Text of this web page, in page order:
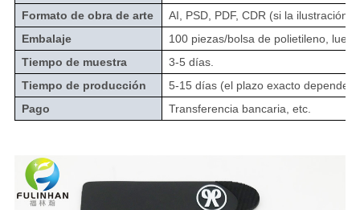
Formato de obra de arte
AI, PSD, PDF, CDR (si la ilustración
Embalaje
100 piezas/bolsa de polietileno,
Tiempo de muestra
3-5 días.
Tiempo de producción
5-15 días (el plazo exacto
Pago
Transferencia bancaria, etc.